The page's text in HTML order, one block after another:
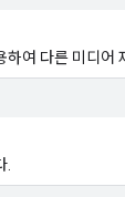
여 다른 미디어
.